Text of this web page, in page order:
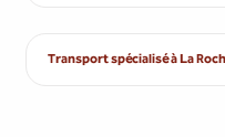
Transport spécialisé à La